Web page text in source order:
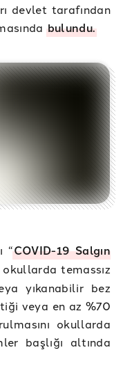
devlet tarafından
bulundu.
“COVID-19 Salgın
okullarda temassız
yıkanabilir bez
veya en az %70
okullarda
başlığı altında